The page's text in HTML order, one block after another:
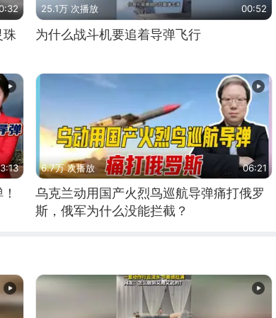
珠
25.1万 次播放 00:52
为什么战斗机要追着导弹飞行
6.7万 次播放 06:21
乌克兰动用国产火烈鸟巡航导弹痛打俄罗
斯，俄军为什么没能拦截？